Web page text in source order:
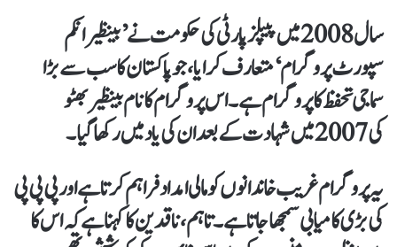
سال 2008 میں پیپلز پارٹی کی حکومت نے ’بینظیر انکم
سپورٹ پروگرام‘ متعارف کرایا، جو پاکستان کا سب سے بڑا
سماجی تحفظ کا پروگرام ہے۔ اس پروگرام کا نام بینظیر بھٹو
کی 2007 میں شہادت کے بعد ان کی یاد میں رکھا گیا۔
یہ پروگرام غریب خاندانوں کو مالی امداد فراہم کرتا ہے اور پی پی پی
کی بڑی کامیابی سمجھا جاتا ہے۔ تاہم، ناقدین کا کہنا ہے کہ اس کا